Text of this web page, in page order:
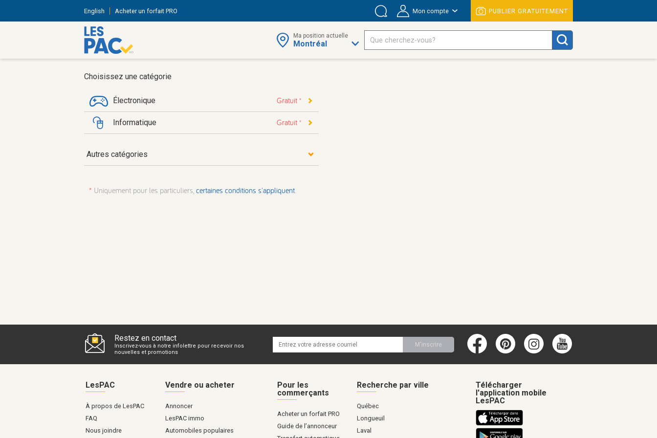
English Acheter un forfait PRO Mon compte PUBLIER GRATUITEMENT
Ma position actuelle
Montréal
Choisissez une catégorie
Électronique Gratuit *
Informatique Gratuit *
Autres catégories
* Uniquement pour les particuliers, certaines conditions s'appliquent.
Restez en contact
Inscrivez-vous à notre infolettre pour recevoir nos
nouvelles et promotions
M'inscrire
LesPAC
À propos de LesPAC
FAQ
Nous joindre
Vendre ou acheter
Annoncer
LesPAC immo
Automobiles populaires
Pour les
commerçants
Acheter un forfait PRO
Guide de l’annonceur
Recherche par ville
Québec
Longueuil
Laval
Télécharger
l'application mobile
LesPAC